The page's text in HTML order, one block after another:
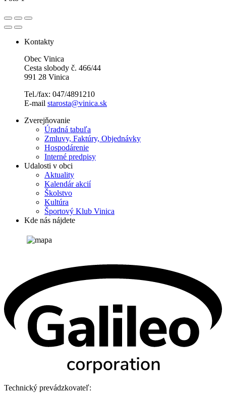
Kontakty
Obec Vinica
Cesta slobody č. 466/44
991 28 Vinica
Tel./fax: 047/4891210
E-mail starosta@vinica.sk
Zverejňovanie
Úradná tabuľa
Zmluvy, Faktúry, Objednávky
Hospodárenie
Interné predpisy
Udalosti v obci
Aktuality
Kalendár akcií
Školstvo
Kultúra
Športový Klub Vinica
Kde nás nájdete
Technický prevádzkovateľ: